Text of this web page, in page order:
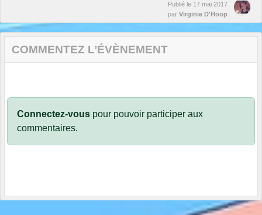
Publié le 17 mai 2017
par Virginie D'Hoop
COMMENTEZ L’ÉVÈNEMENT
Connectez-vous pour pouvoir participer aux
commentaires.